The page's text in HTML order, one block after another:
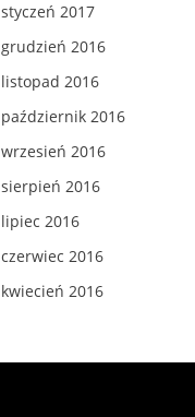
styczeń 2017
grudzień 2016
listopad 2016
październik 2016
wrzesień 2016
sierpień 2016
lipiec 2016
czerwiec 2016
kwiecień 2016